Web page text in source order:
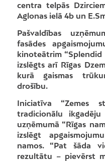
centra telpās
Aglonas ielā 4b un
Pašvaldības
fasādes
kinoteātrim “Splendid
izslēgts arī Rīgas
kurā gaismas
drošību.
Iniciatīva “Zemes
tradicionālu
uzņēmumā “Rīgas
izslēgt
namos. “Pat šāda
rezultātu – pievērst